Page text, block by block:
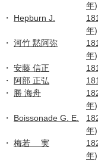
年)
・ Hepburn J.
年)
・ 河竹 黙阿弥
年)
・ 安藤 信正
・
阿部 正弘
・
勝 海舟
年)
・ Boissonade G. E.
年)
・ 梅若 実
年)